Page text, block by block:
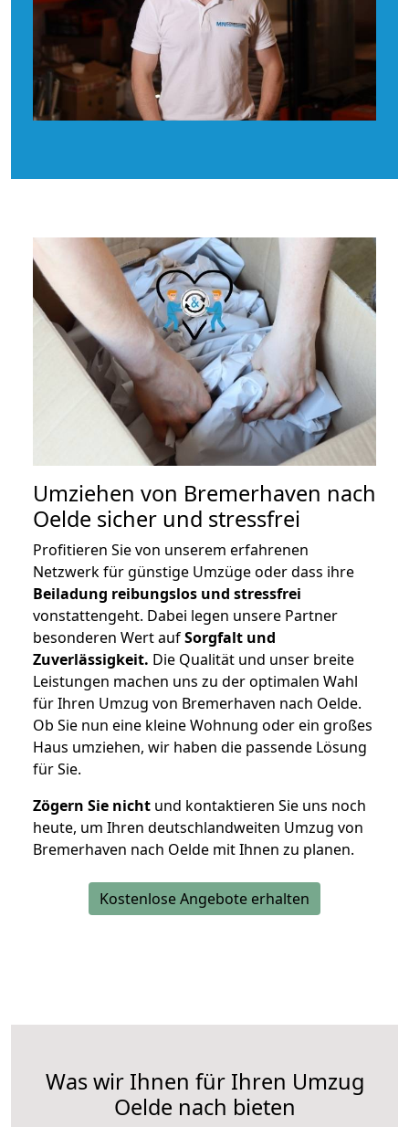
Umziehen von Bremerhaven nach
Oelde sicher und stressfrei
Profitieren Sie von unserem erfahrenen
Netzwerk für günstige Umzüge oder dass ihre
Beiladung reibungslos und stressfrei
vonstattengeht. Dabei legen unsere Partner
besonderen Wert aufSorgfalt und
Zuverlässigkeit. Die Qualität und unser breite
Leistungen machen uns zu der optimalen Wahl
für Ihren Umzug von Bremerhaven nach Oelde.
Ob Sie nun eine kleine Wohnung oder ein großes
Haus umziehen, wir haben die passende Lösung
für Sie.
Zögern Sie nicht und kontaktieren Sie uns noch
heute, um Ihren deutschlandweiten Umzug von
Bremerhaven nach Oelde mit Ihnen zu planen.
Kostenlose Angebote erhalten
Was wir Ihnen für Ihren Umzug
Oelde nach bieten